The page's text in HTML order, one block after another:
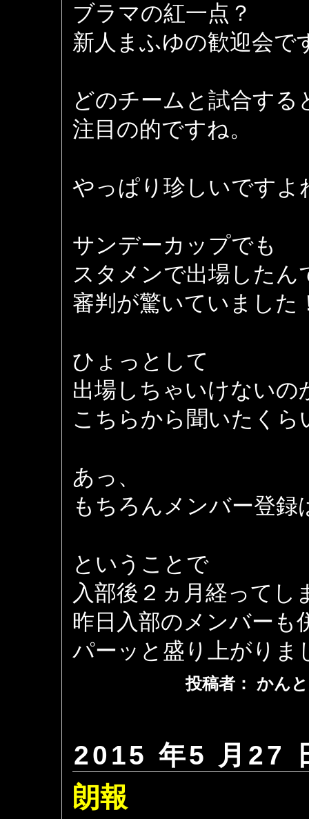
ブラマの紅一点？
新人まふゆの歓迎会で
どのチームと試合する
注目の的ですね。
やっぱり珍しいですよ
サンデーカップでも
スタメンで出場したん
審判が驚いていました
ひょっとして
出場しちゃいけないの
こちらから聞いたくら
あっ、
もちろんメンバー登
ということで
入部後２ヵ月経ってし
昨日入部のメンバーも
パーッと盛り上がりま
投稿者： かん
2015 年5 月27
朗報